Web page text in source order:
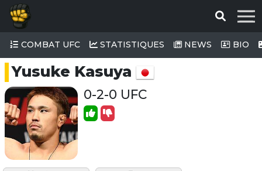
COMBAT UFC STATISTIQUES NEWS BIO
Yusuke Kasuya
0-2-0 UFC